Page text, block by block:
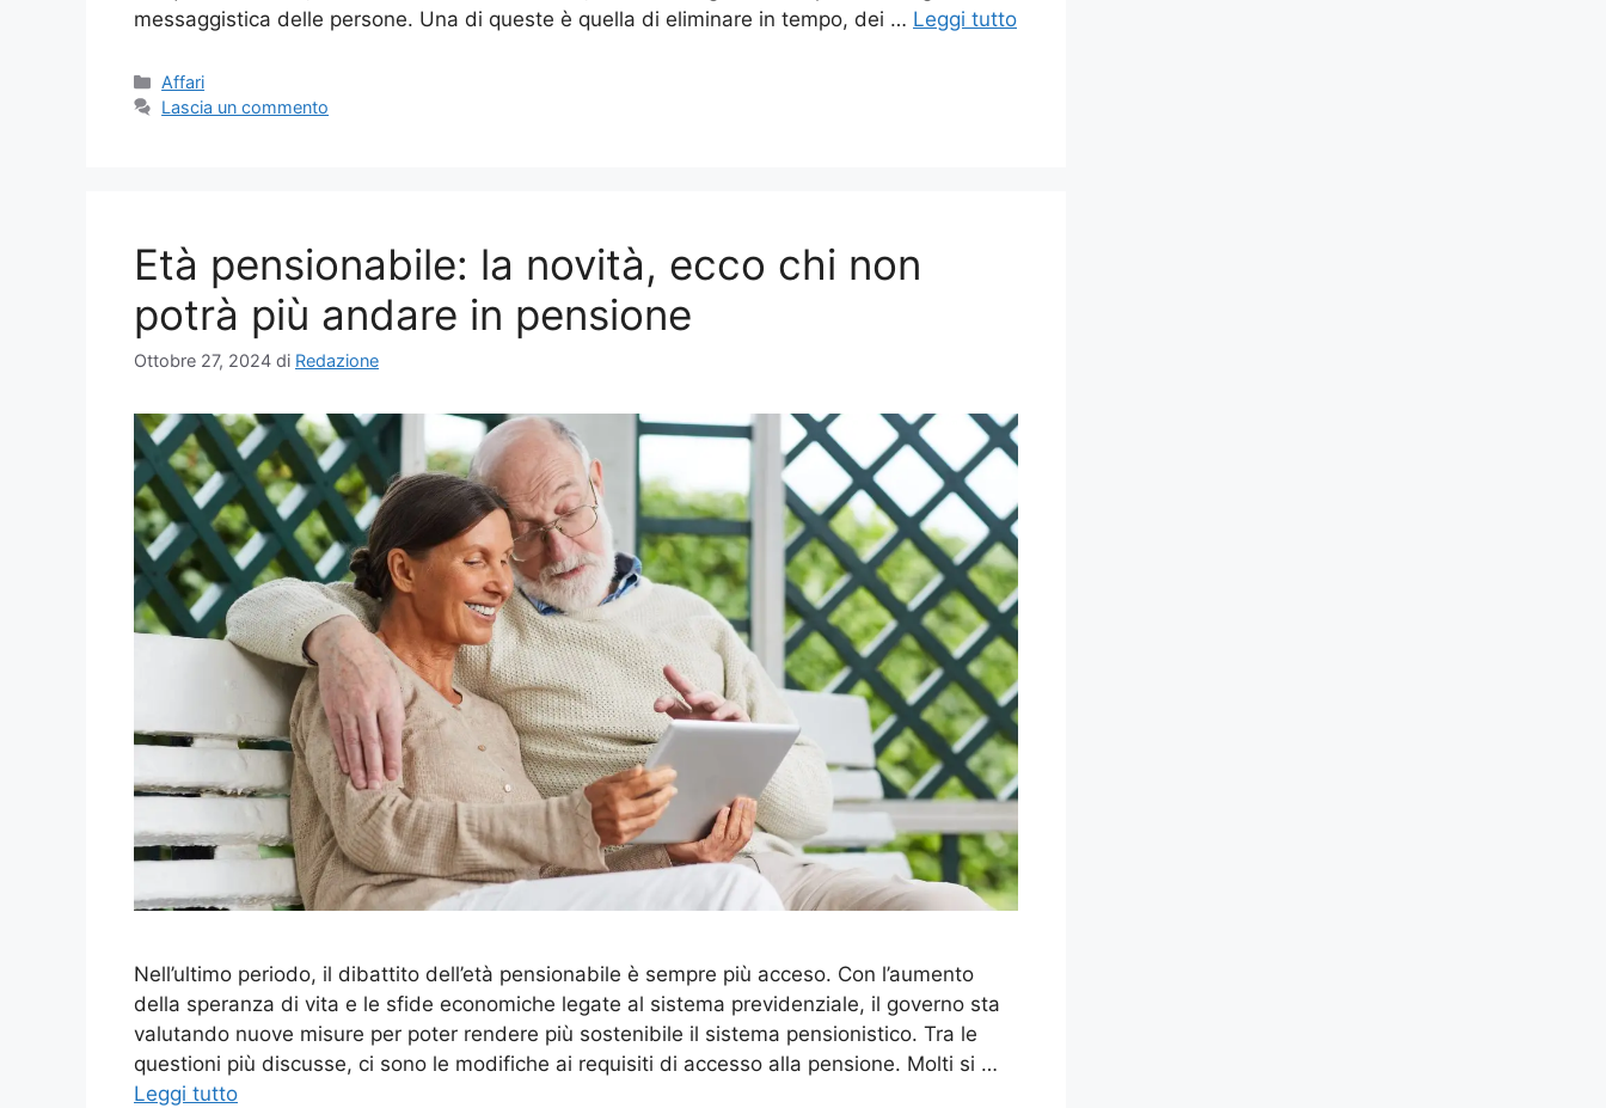
messaggistica delle persone. Una di queste è quella di eliminare in tempo, dei … Leggi tutto
Categorie
Affari
Lascia un commento
Età pensionabile: la novità, ecco chi non
potrà più andare in pensione
Ottobre 27, 2024 di Redazione
Nell’ultimo periodo, il dibattito dell’età pensionabile è sempre più acceso. Con l’aumento
della speranza di vita e le sfide economiche legate al sistema previdenziale, il governo sta
valutando nuove misure per poter rendere più sostenibile il sistema pensionistico. Tra le
questioni più discusse, ci sono le modifiche ai requisiti di accesso alla pensione. Molti si …
Leggi tutto